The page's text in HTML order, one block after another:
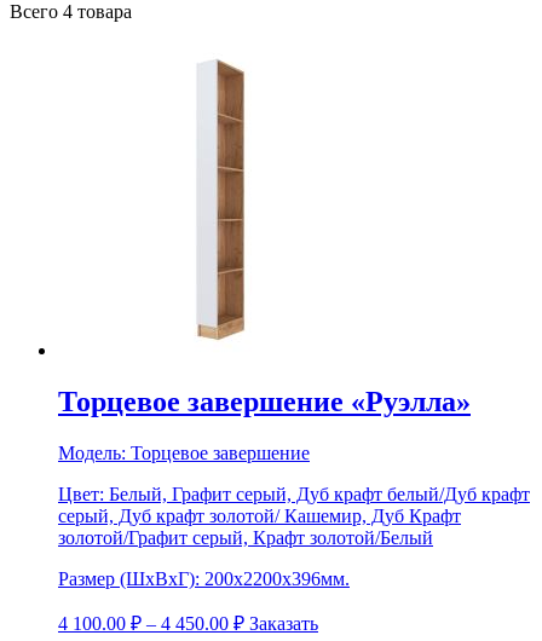
Всего 4 товара
Торцевое завершение «Руэлла»
Модель: Торцевое завершение
Цвет: Белый, Графит серый, Дуб крафт белый/Дуб крафт
серый, Дуб крафт золотой/ Кашемир, Дуб Крафт
золотой/Графит серый, Крафт золотой/Белый
Размер (ШхВхГ): 200х2200х396мм.
4 100.00 ₽ – 4 450.00 ₽ Заказать